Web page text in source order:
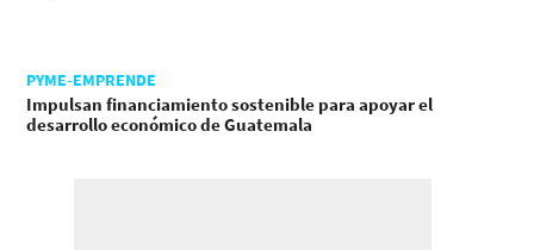
PYME-EMPRENDE
Impulsan financiamiento sostenible para apoyar el
desarrollo económico de Guatemala